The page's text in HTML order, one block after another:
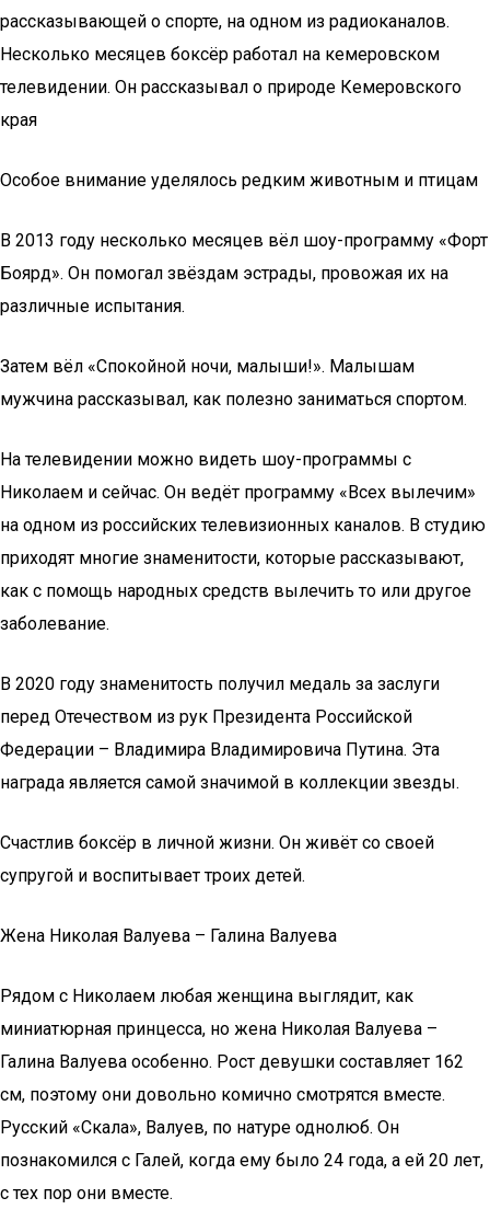
рассказывающей о спорте, на одном из радиоканалов.
Несколько месяцев боксёр работал на кемеровском
телевидении. Он рассказывал о природе Кемеровского
края
Особое внимание уделялось редким животным и птицам
В 2013 году несколько месяцев вёл шоу-программу «Форт
Боярд». Он помогал звёздам эстрады, провожая их на
различные испытания.
Затем вёл «Спокойной ночи, малыши!». Малышам
мужчина рассказывал, как полезно заниматься спортом.
На телевидении можно видеть шоу-программы с
Николаем и сейчас. Он ведёт программу «Всех вылечим»
на одном из российских телевизионных каналов. В студию
приходят многие знаменитости, которые рассказывают,
как с помощь народных средств вылечить то или другое
заболевание.
В 2020 году знаменитость получил медаль за заслуги
перед Отечеством из рук Президента Российской
Федерации – Владимира Владимировича Путина. Эта
награда является самой значимой в коллекции звезды.
Счастлив боксёр в личной жизни. Он живёт со своей
супругой и воспитывает троих детей.
Жена Николая Валуева – Галина Валуева
Рядом с Николаем любая женщина выглядит, как
миниатюрная принцесса, но жена Николая Валуева –
Галина Валуева особенно. Рост девушки составляет 162
см, поэтому они довольно комично смотрятся вместе.
Русский «Скала», Валуев, по натуре однолюб. Он
познакомился с Галей, когда ему было 24 года, а ей 20 лет,
с тех пор они вместе.